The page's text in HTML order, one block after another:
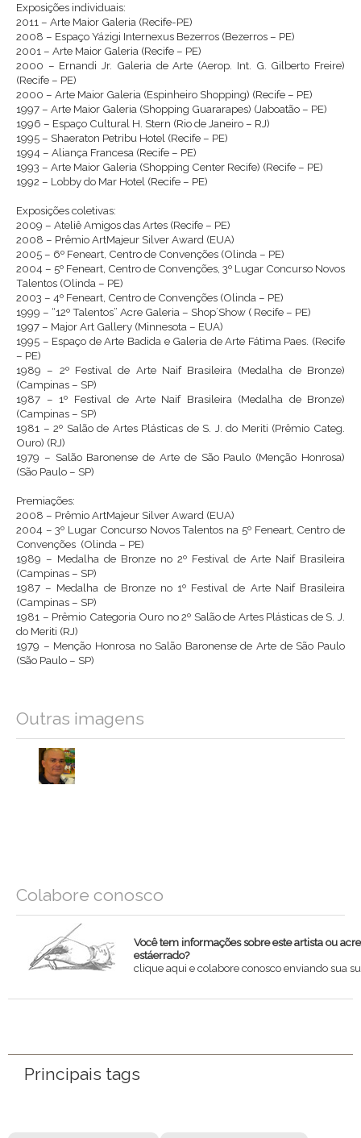
Exposições individuais:
2011 – Arte Maior Galeria (Recife-PE)
2008 – Espaço Yázigi Internexus Bezerros (Bezerros – PE)
2001 – Arte Maior Galeria (Recife – PE)
2000 – Ernandi Jr. Galeria de Arte (Aerop. Int. G. Gilberto Freire)
(Recife – PE)
2000 – Arte Maior Galeria (Espinheiro Shopping) (Recife – PE)
1997 – Arte Maior Galeria (Shopping Guararapes) (Jaboatão – PE)
1996 – Espaço Cultural H. Stern (Rio de Janeiro – RJ)
1995 – Shaeraton Petribu Hotel (Recife – PE)
1994 – Aliança Francesa (Recife – PE)
1993 – Arte Maior Galeria (Shopping Center Recife) (Recife – PE)
1992 – Lobby do Mar Hotel (Recife – PE)
Exposições coletivas:
2009 – Ateliê Amigos das Artes (Recife – PE)
2008 – Prêmio ArtMajeur Silver Award (EUA)
2005 – 6º Feneart, Centro de Convenções (Olinda – PE)
2004 – 5º Feneart, Centro de Convenções, 3º Lugar Concurso Novos
Talentos (Olinda – PE)
2003 – 4º Feneart, Centro de Convenções (Olinda – PE)
1999 – “12º Talentos” Acre Galeria – Shop´Show ( Recife – PE)
1997 – Major Art Gallery (Minnesota – EUA)
1995 – Espaço de Arte Badida e Galeria de Arte Fátima Paes. (Recife
– PE)
1989 – 2º Festival de Arte Naif Brasileira (Medalha de Bronze)
(Campinas – SP)
1987 – 1º Festival de Arte Naif Brasileira (Medalha de Bronze)
(Campinas – SP)
1981 – 2º Salão de Artes Plásticas de S. J. do Meriti (Prêmio Categ.
Ouro) (RJ)
1979 – Salão Baronense de Arte de São Paulo (Menção Honrosa)
(São Paulo – SP)
Premiações:
2008 – Prêmio ArtMajeur Silver Award (EUA)
2004 – 3º Lugar Concurso Novos Talentos na 5º Feneart, Centro de
Convenções (Olinda – PE)
1989 – Medalha de Bronze no 2º Festival de Arte Naif Brasileira
(Campinas – SP)
1987 – Medalha de Bronze no 1º Festival de Arte Naif Brasileira
(Campinas – SP)
1981 – Prêmio Categoria Ouro no 2º Salão de Artes Plásticas de S. J.
do Meriti (RJ)
1979 – Menção Honrosa no Salão Baronense de Arte de São Paulo
(São Paulo – SP)
Outras imagens
Colabore conosco
Você tem informações sobre este artista ou
estáerrado?
clique aqui e colabore conosco enviando sua
Principais tags